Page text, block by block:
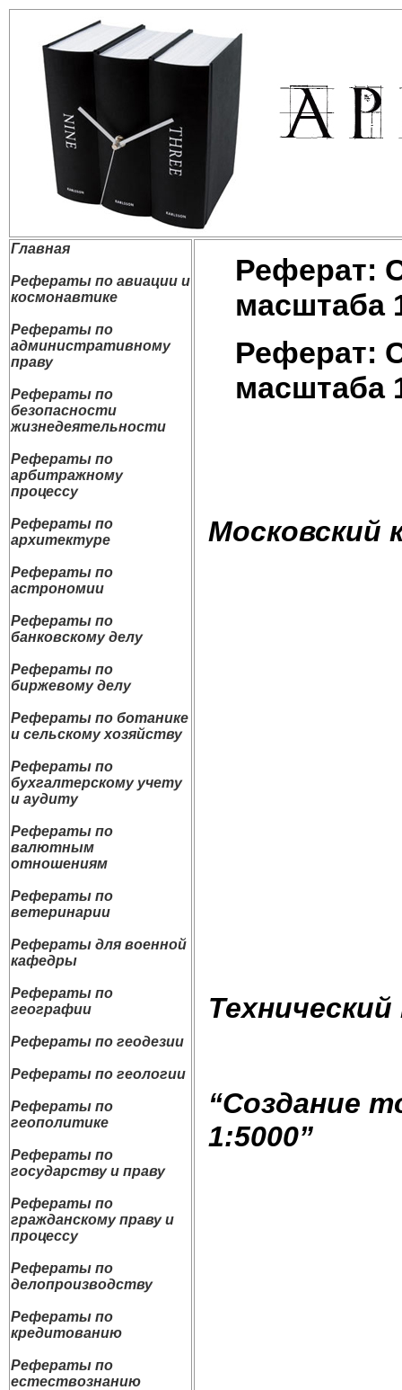
Главная
Рефераты по авиации и
космонавтике
Рефераты по
административному
праву
Рефераты по
безопасности
жизнедеятельности
Рефераты по
арбитражному
процессу
Рефераты по
архитектуре
Рефераты по
астрономии
Рефераты по
банковскому делу
Рефераты по
биржевому делу
Рефераты по ботанике
и сельскому хозяйству
Рефераты по
бухгалтерскому учету
и аудиту
Рефераты по
валютным
отношениям
Рефераты по
ветеринарии
Рефераты для военной
кафедры
Рефераты по
географии
Рефераты по геодезии
Рефераты по геологии
Рефераты по
геополитике
Рефераты по
государству и праву
Рефераты по
гражданскому праву и
процессу
Рефераты по
делопроизводству
Рефераты по
кредитованию
Рефераты по
естествознанию
Реферат:
масштаба
Реферат:
масштаба
Московский
“Создание
1:5000”